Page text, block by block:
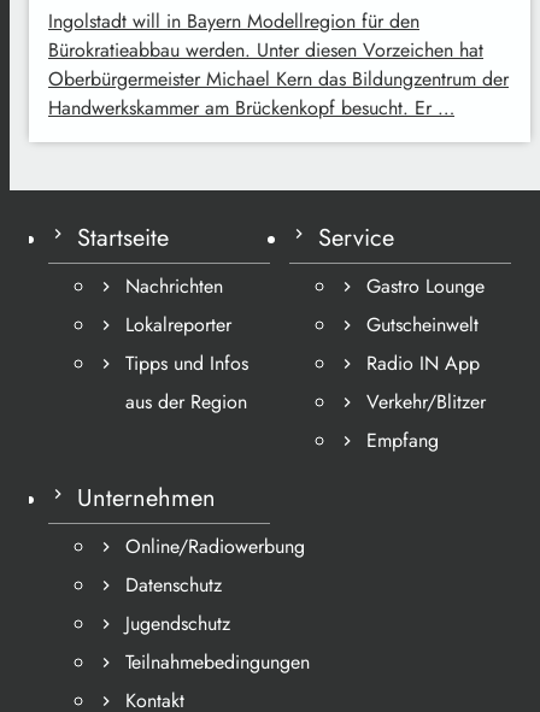
Ingolstadt will in Bayern Modellregion für den
Bürokratieabbau werden. Unter diesen Vorzeichen hat
Oberbürgermeister Michael Kern das Bildungzentrum der
Handwerkskammer am Brückenkopf besucht. Er …
Startseite
Nachrichten
Lokalreporter
Tipps und Infos
aus der Region
Service
Gastro Lounge
Gutscheinwelt
Radio IN App
Verkehr/Blitzer
Empfang
Unternehmen
Online/Radiowerbung
Datenschutz
Jugendschutz
Teilnahmebedingungen
Kontakt